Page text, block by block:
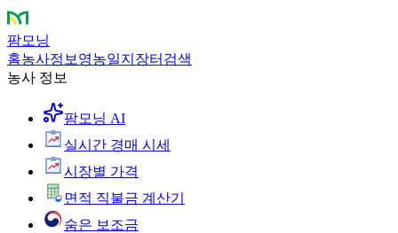
팜모닝
홈농사정보 영농일지 장터 검색
농사 정보
팜모닝 AI
실시간 경매 시세
시장별 가격
면적 직불금 계산기
숨은 보조금